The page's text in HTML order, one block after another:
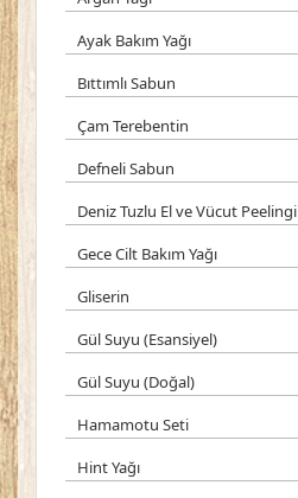
Ayak Bakım Yağı
Bıttımlı Sabun
Çam Terebentin
Defneli Sabun
Deniz Tuzlu El ve Vücut Peelingi
Gece Cilt Bakım Yağı
Gliserin
Gül Suyu (Esansiyel)
Gül Suyu (Doğal)
Hamamotu Seti
Hint Yağı